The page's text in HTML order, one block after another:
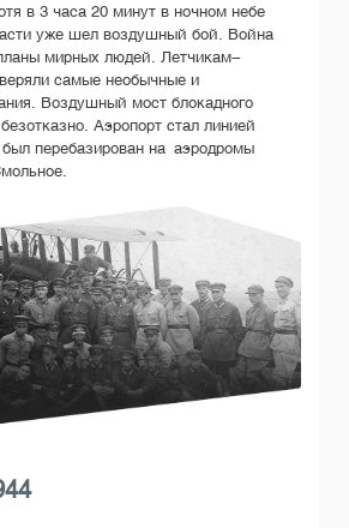
в 3 часа 20 минут в ночном небе
уже шел воздушный бой. Война
мирных людей. Летчикам-
самые необычные и
Воздушный мост блокадного
Аэропорт стал линией
перебазирован на аэродромы